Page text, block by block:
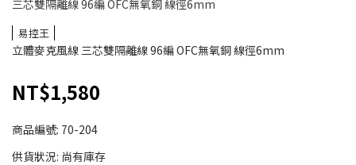
三芯雙隔離線 96編 OFC無氧銅 線徑6mm
易控王
立體麥克風線 三芯雙隔離線 96編 OFC無氧銅 線徑6mm
NT$1,580
商品編號: 70-204
供貨狀況: 尚有庫存